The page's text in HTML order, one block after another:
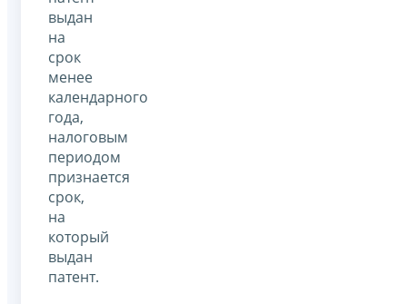
выдан
на
срок
менее
календарного
года,
налоговым
периодом
признается
срок,
на
который
выдан
патент.